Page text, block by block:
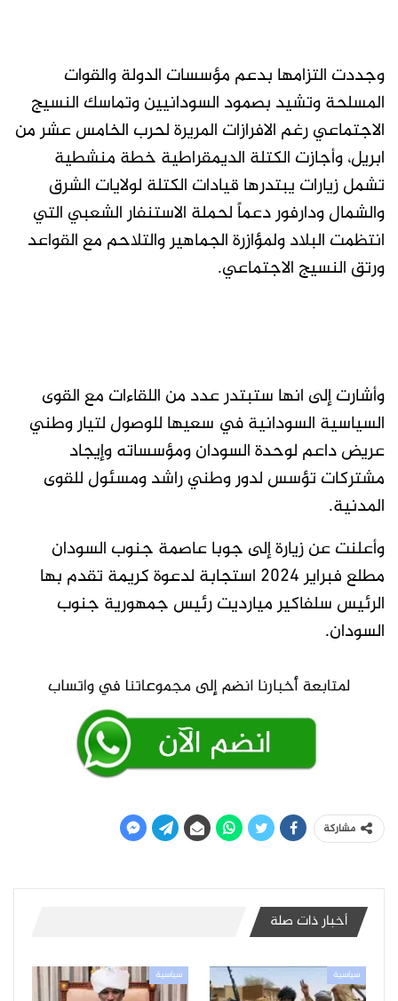
وجددت التزامها بدعم مؤسسات الدولة والقوات
المسلحة وتشيد بصمود السودانيين وتماسك النسيج
الاجتماعي رغم الافرازات المريرة لحرب الخامس عشر من
ابريل، وأجازت الكتلة الديمقراطية خطة منشطية
تشمل زيارات يبتدرها قيادات الكتلة لولايات الشرق
والشمال ودارفور دعماً لحملة الاستنفار الشعبي التي
انتظمت البلاد ولمؤازرة الجماهير والتلاحم مع القواعد
ورتق النسيج الاجتماعي.
وأشارت إلى انها ستبتدر عدد من اللقاءات مع القوى
السياسية السودانية في سعيها للوصول لتيار وطني
عريض داعم لوحدة السودان ومؤسساته وإيجاد
مشتركات تؤسس لدور وطني راشد ومسئول للقوى
المدنية.
وأعلنت عن زيارة إلى جوبا عاصمة جنوب السودان
مطلع فبراير 2024 استجابة لدعوة كريمة تقدم بها
الرئيس سلفاكير ميارديت رئيس جمهورية جنوب
السودان.
مشاركة
أخبار ذات صلة
سياسية سياسية